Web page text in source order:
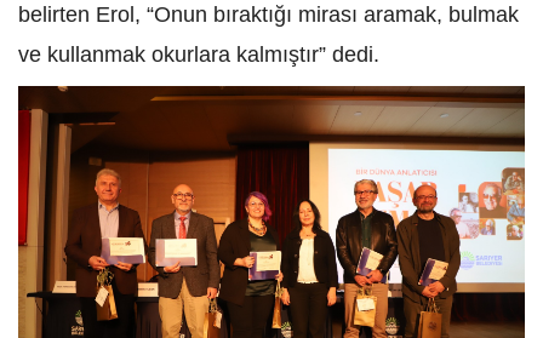
belirten Erol, “Onun bıraktığı mirası aramak, bulmak
ve kullanmak okurlara kalmıştır” dedi.